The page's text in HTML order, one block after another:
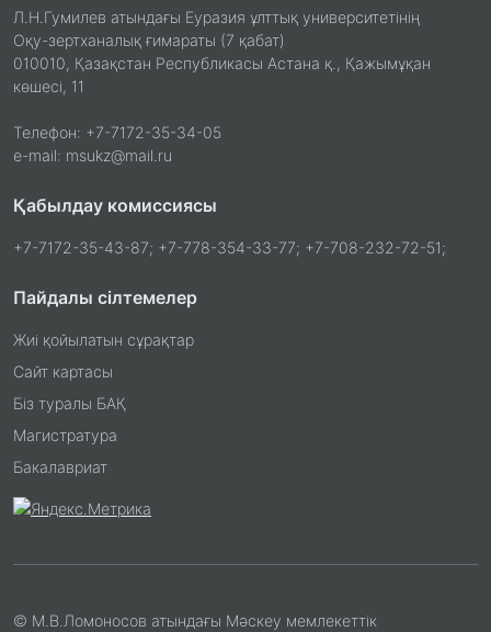
Л.Н.Гумилев атындағы Еуразия ұлттық университетінің
Оқу-зертханалық ғимараты (7 қабат)
010010, Қазақстан Республикасы Астана қ., Қажымұқан
көшесі, 11
Телефон: +7-7172-35-34-05
e-mail: msukz@mail.ru
Қабылдау комиссиясы
+7-7172-35-43-87; +7-778-354-33-77; +7-708-232-72-51;
Пайдалы сілтемелер
Жиі қойылатын сұрақтар
Сайт картасы
Біз туралы БАҚ
Магистратура
Бакалавриат
© М.В.Ломоносов атындағы Мәскеу мемлекеттік